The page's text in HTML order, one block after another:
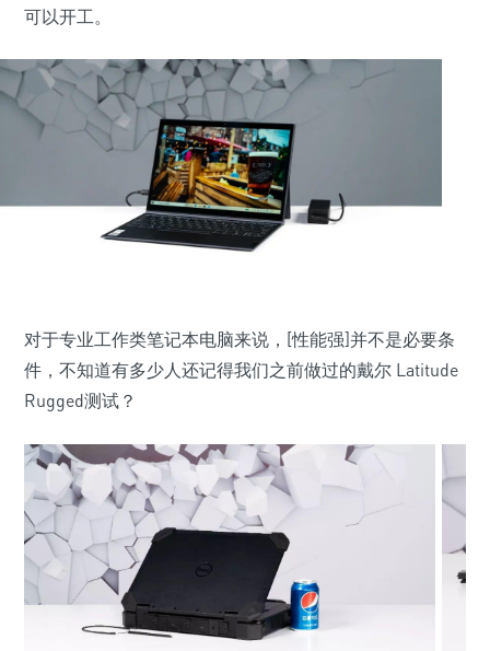
可以开工。
对于专业工作类笔记本电脑来说，[性能强]并不是必要条
件，不知道有多少人还记得我们之前做过的戴尔 Latitude
Rugged测试？